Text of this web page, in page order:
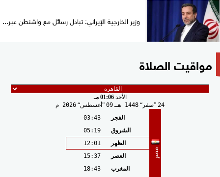
وزير الخارجية الإيراني: تبادل رسائل مع واشنطن عبر...
مواقيت الصلاة
الأحد01:06 مـ
24
صفر 1448 هـ 09 أغسطس 2026 م
مصر
الفجر
03:43
الشروق
05:19
الظهر
12:01
العصر
15:37
المغرب
18:43